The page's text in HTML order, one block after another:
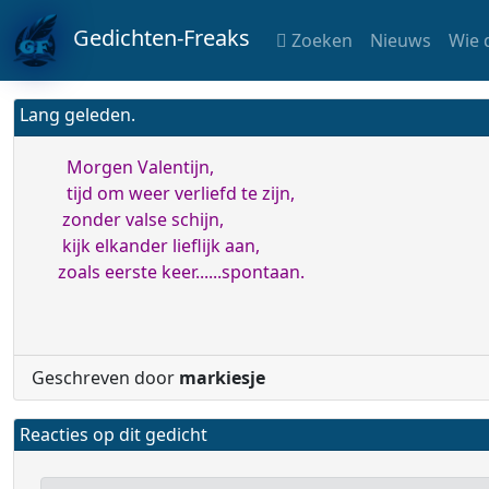
Gedichten-Freaks Zoeken Nieuws Wie
Lang geleden.
Morgen Valentijn,
tijd om weer verliefd te zijn,
zonder valse schijn,
kijk elkander lieflijk aan,
zoals eerste keer......spontaan.
Geschreven door markiesje
Reacties op dit gedicht